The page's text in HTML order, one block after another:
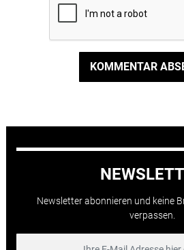
KOMMENTAR
Newsletter abonnieren und keine
verpassen.